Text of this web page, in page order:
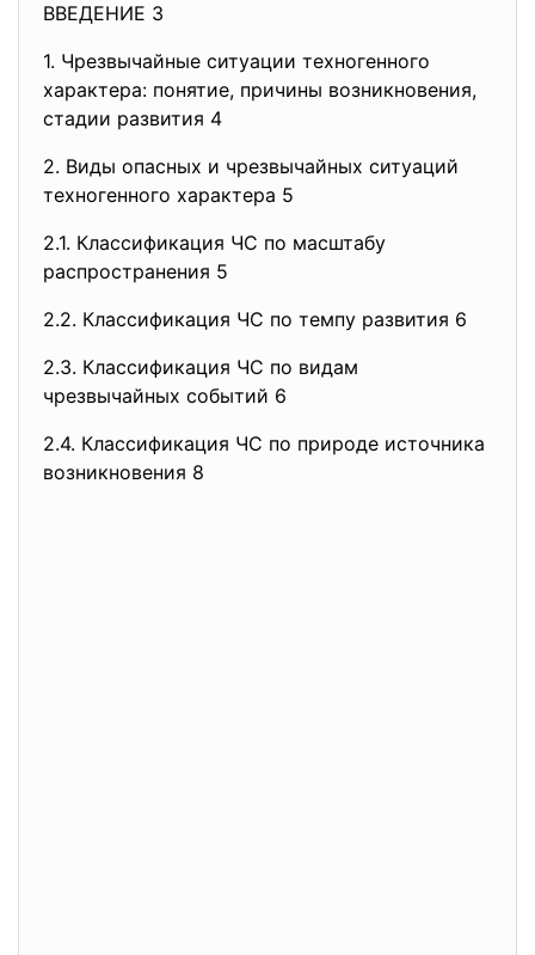
ВВЕДЕНИЕ 3
1. Чрезвычайные ситуации техногенного
характера: понятие, причины возникновения,
стадии развития 4
2. Виды опасных и чрезвычайных ситуаций
техногенного характера 5
2.1. Классификация ЧС по масштабу
распространения 5
2.2. Классификация ЧС по темпу развития 6
2.3. Классификация ЧС по видам
чрезвычайных событий 6
2.4. Классификация ЧС по природе источника
возникновения 8